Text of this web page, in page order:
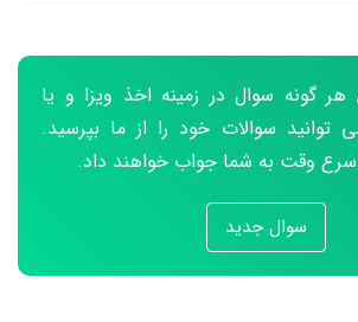
گونه سوال در زمینه اخذ ویزا و یا
توانید سوالات خود را از ما بپرسید.
وقت به شما جواب خواهند داد.
سوال جدید